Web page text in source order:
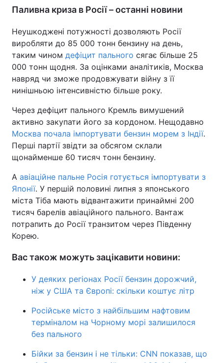
Паливна криза в Росії – останні новини
Неушкоджені потужності дозволяють Росії
виробляти до 85 000 тонн бензину на день,
таким чином дефіцит пального сягає більше 25
000 тонн щодня. За оцінками аналітиків, Москва
навряд чи зможе продовжувати війну з її
нинішньою інтенсивністю більше року.
Через дефіцит пального Кремль вимушений
активно закупати його за кордоном. Нещодавно
Москва почала імпортувати бензин морем з Індії.
Перші партії звідти за обсягом склали
щонайменше 60 тисяч тонн бензину.
А авіаційне пальне Росія готується імпортувати з
Японії. У першій половині липня з японського
міста Тіба мають відвантажити принаймні 200
тисяч барелів авіаційного пального. Вантаж
потрапить до Росії транзитом через Південну
Корею.
Вас також можуть зацікавити новини:
У деяких регіонах Росії бензин дорожчий,
ніж у США та Європі: скільки коштує літр
Російське місто з найбільшим нафтовим
терміналом на Чорному морі залишилося
без пального
Бійки за бензин і не тільки: CNN показав, що